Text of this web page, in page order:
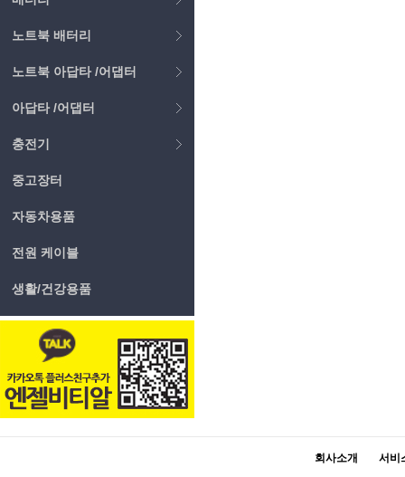
노트북 배터리
노트북 아답타 /어댑터
아답타 /어댑터
충전기
중고장터
자동차용품
전원 케이블
생활/건강용품
회사소개 서비